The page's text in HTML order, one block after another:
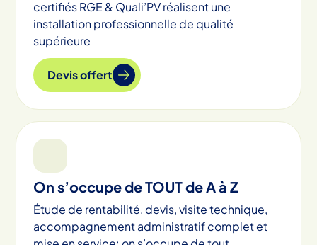
certifiés RGE & Quali’PV réalisent une
installation professionnelle de qualité
supérieure
Devis offert
On s’occupe de TOUT de A à Z
Étude de rentabilité, devis, visite technique,
accompagnement administratif complet et